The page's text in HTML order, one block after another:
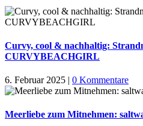
Curvy, cool & nachhaltig:
CURVYBEACHGIRL
6. Februar 2025 | 0 Kommentare
Meerliebe zum Mitnehmen: